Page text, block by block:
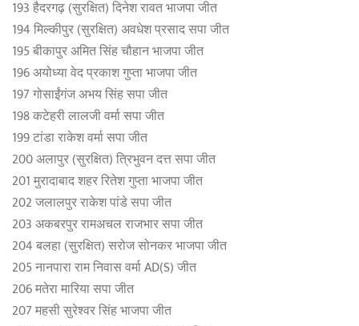
193 हैदरगढ़ (सुरक्षित) दिनेश रावत भाजपा जीत
194 मिल्कीपुर (सुरक्षित) अवधेश प्रसाद सपा जीत
195 बीकापुर अमित सिंह चौहान भाजपा जीत
196 अयोध्या वेद प्रकाश गुप्ता भाजपा जीत
197 गोसाईंगंज अभय सिंह सपा जीत
198 कटेहरी लालजी वर्मा सपा जीत
199 टांडा राकेश वर्मा सपा जीत
200 अलापुर (सुरक्षित) त्रिभुवन दत्त सपा जीत
201 मुरादाबाद शहर रितेश गुप्ता भाजपा जीत
202 जलालपुर राकेश पांडे सपा जीत
203 अकबरपुर रामअचल राजभार सपा जीत
204 बलहा (सुरक्षित) सरोज सोनकर भाजपा जीत
205 नानपारा राम निवास वर्मा AD(S) जीत
206 मतेरा मारिया सपा जीत
207 महसी सुरेश्वर सिंह भाजपा जीत